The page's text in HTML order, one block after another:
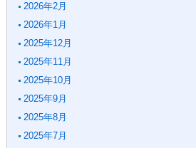
2026年2月
2026年1月
2025年12月
2025年11月
2025年10月
2025年9月
2025年8月
2025年7月